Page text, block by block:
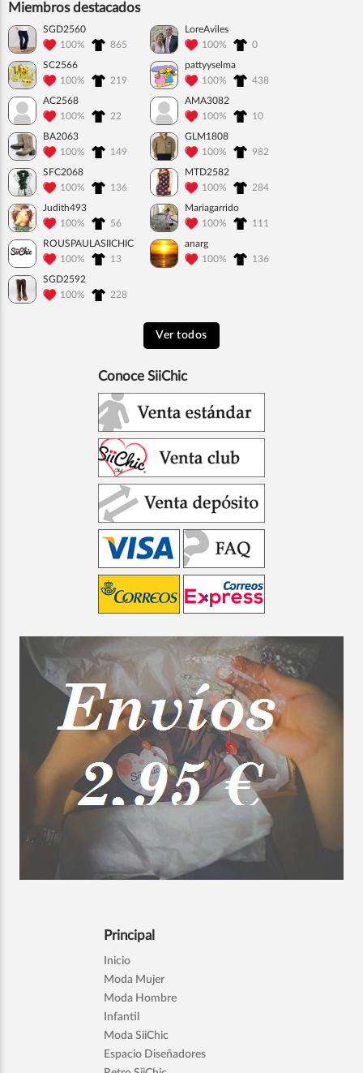
Miembros destacados
SGD2560
100%
865
LoreAviles
100%
0
SC2566
100%
219
pattyyselma
100%
438
AC2568
100%
22
AMA3082
100%
10
BA2063
100%
149
GLM1808
100%
982
SFC2068
100%
136
MTD2582
100%
284
Judith493
100%
56
Mariagarrido
100%
111
ROUSPAULASIICHIC
100%
13
anarg
100%
136
SGD2592
100%
228
Ver todos
Conoce SiiChic
Principal
Inicio
Moda Mujer
Moda Hombre
Infantil
Moda SiiChic
Espacio Diseñadores